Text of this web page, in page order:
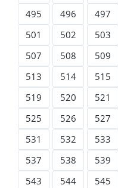
495
496 497
501
502 503
507
508 509
513
514 515
519
520 521
525
526 527
531
532 533
537
538 539
543
544 545